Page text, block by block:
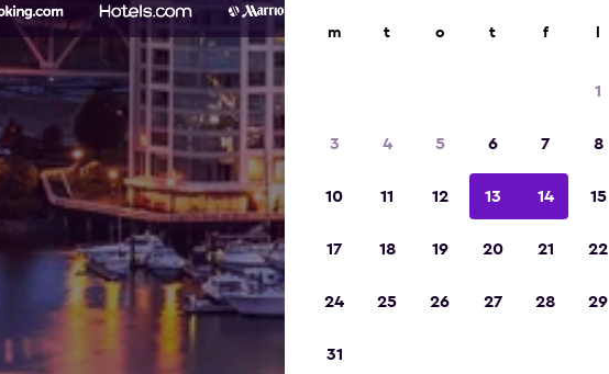
m t o t f
1
3 4 5 6 7 8
10 11 12 13 14 15
17 18 19 20 21 22
24 25 26 27 28 29
31